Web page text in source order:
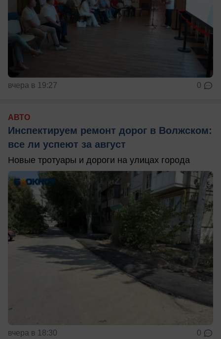
вчера в 19:27 0
АВТО
Инспектируем ремонт дорог в Волжском:
все ли успеют за август
Новые тротуары и дороги на улицах города
вчера в 18:30 0